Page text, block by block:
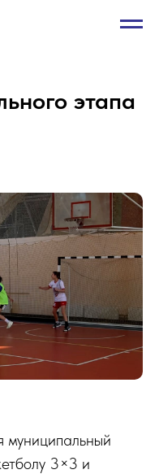
этапа
муниципальный
3×3 и